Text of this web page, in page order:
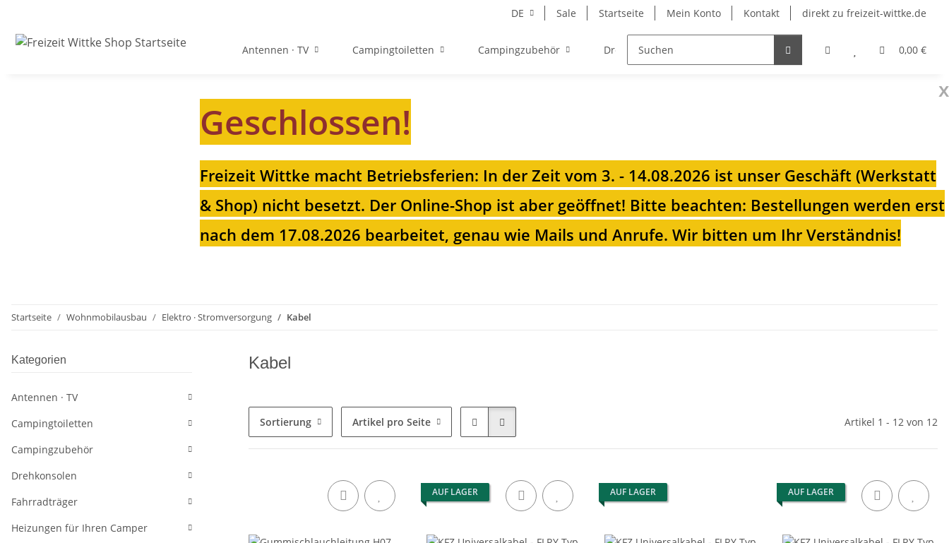
DE Sale Startseite Mein Konto Kontakt direkt zu freizeit-wittke.de
0,00 €
Antennen · TV Campingtoiletten Campingzubehör Drehkonsolen Heizungen für Ihren
x
Geschlossen!
Freizeit Wittke macht Betriebsferien: In der Zeit vom 3. - 14.08.2026 ist unser Geschäft (Werkstatt
& Shop) nicht besetzt. Der Online-Shop ist aber geöffnet! Bitte beachten: Bestellungen werden erst
nach dem 17.08.2026 bearbeitet, genau wie Mails und Anrufe. Wir bitten um Ihr Verständnis!
Startseite Wohnmobilausbau Elektro · Stromversorgung Kabel
Kabel
Sortierung Artikel pro Seite Artikel 1 - 12 von 12
AUF LAGER AUF LAGER AUF LAGER
Kategorien
Antennen · TV
Campingtoiletten
Campingzubehör
Drehkonsolen
Fahrradträger
Heizungen für Ihren Camper